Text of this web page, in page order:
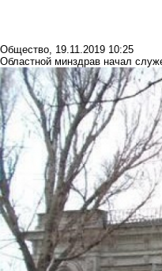
Общество, 19.11.2019 10:25
Областной минздрав начал